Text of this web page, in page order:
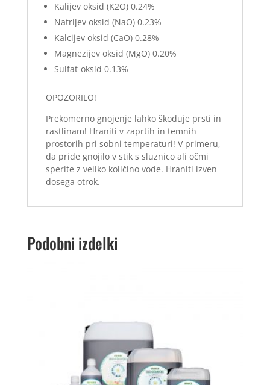
Kalijev oksid (K2O) 0.24%
Natrijev oksid (NaO) 0.23%
Kalcijev oksid (CaO) 0.28%
Magnezijev oksid (MgO) 0.20%
Sulfat-oksid 0.13%
OPOZORILO!
Prekomerno gnojenje lahko škoduje prsti in
rastlinam! Hraniti v zaprtih in temnih
prostorih pri sobni temperaturi! V primeru,
da pride gnojilo v stik s sluznico ali očmi
sperite z veliko količino vode. Hraniti izven
dosega otrok.
Podobni izdelki